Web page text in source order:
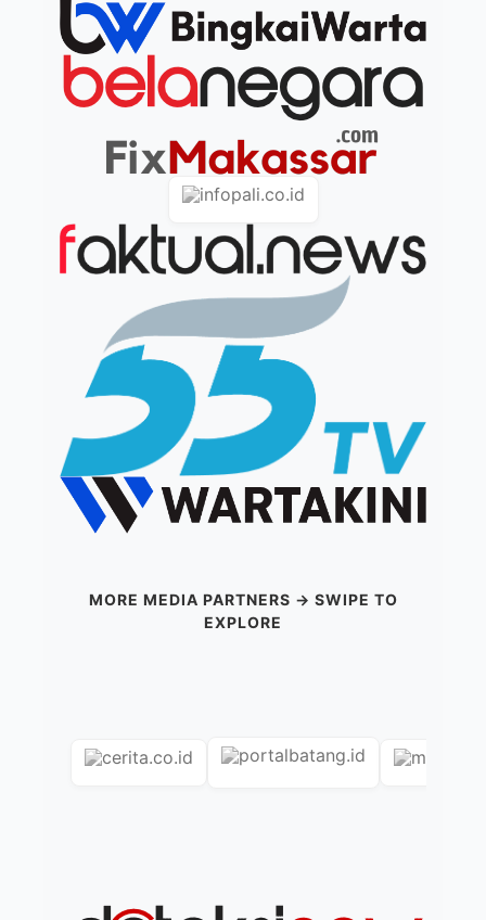
MORE MEDIA PARTNERS → SWIPE TO
EXPLORE